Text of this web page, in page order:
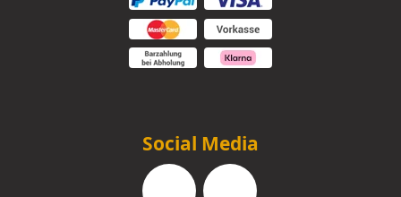
Social Media